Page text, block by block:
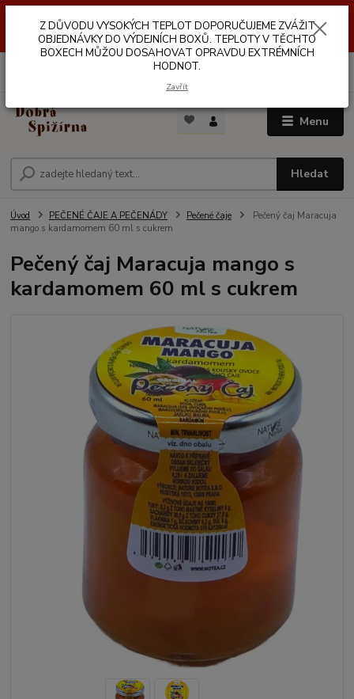
VÝDEJNÍCH BOXŮ. TEPLOTA V TĚCHTO BOXECH MŮŽE DOSAHOVAT
OPRAVDU EXTRÉMNÍCH HODNOT.
Menu
Hledat
Úvod PEČENÉ ČAJE A PEČENÁDY Pečené čaje
Pečený čaj Maracuja
mango s kardamomem 60 ml s cukrem
Pečený čaj Maracuja mango s
kardamomem 60 ml s cukrem
Z DŮVODU VYSOKÝCH TEPLOT DOPORUČUJEME ZVÁŽIT
OBJEDNÁVKY DO VÝDEJNÍCH BOXŮ. TEPLOTY V TĚCHTO
BOXECH MŮŽOU DOSAHOVAT OPRAVDU EXTRÉMNÍCH
HODNOT.
Zavřít